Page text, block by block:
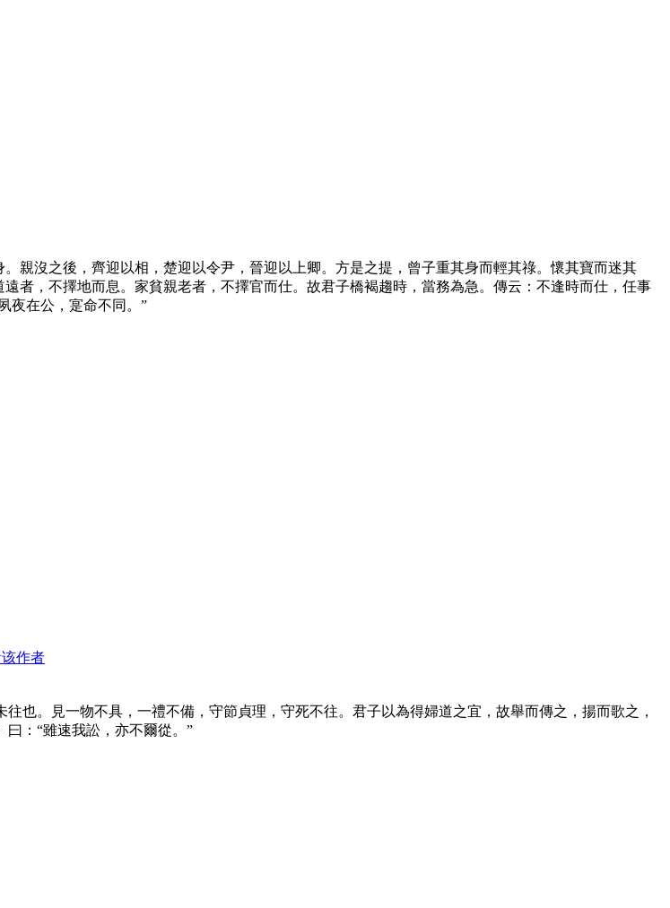
親沒之後，齊迎以相，楚迎以令尹，晉迎以上卿。方是之提，曾子重其身而輕其祿。懷其寶而迷其
者，不擇地而息。家貧親老者，不擇官而仕。故君子橋褐趨時，當務為急。傳云：不逢時而仕，任事
夜在公，寔命不同。”
该作者
也。見一物不具，一禮不備，守節貞理，守死不往。君子以為得婦道之宜，故舉而傳之，揚而歌之，
曰：“雖速我訟，亦不爾從。”